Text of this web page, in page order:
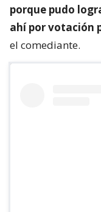
porque pudo
ahí por votación
el comediante.